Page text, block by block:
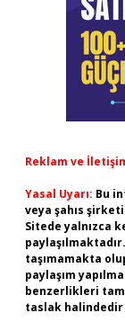
Reklam ve
Yasal Uyarı: Bu
veya şahıs
Sitede yalnızca
taşımamakta
paylaşım
benzerlikleri
taslak halindedir